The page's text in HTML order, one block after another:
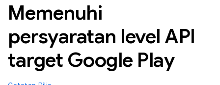
Memenuhi
persyaratan level API
target Google Play